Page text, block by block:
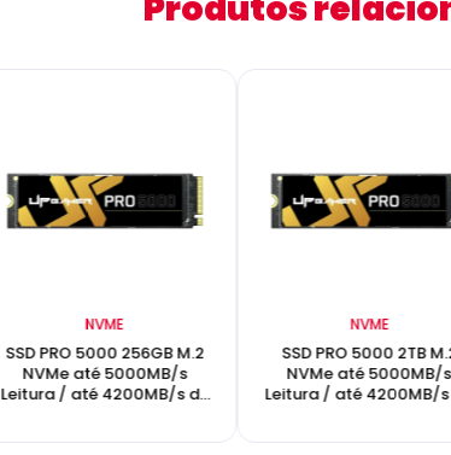
NVME
SSD PRO 5000 256GB M.2
NVMe até 5000MB/s
Leitura / até 4200MB/s de
NVME
SSD PRO 5000 2TB
NVMe até 5000MB/s
Leitura / até 4200MB/